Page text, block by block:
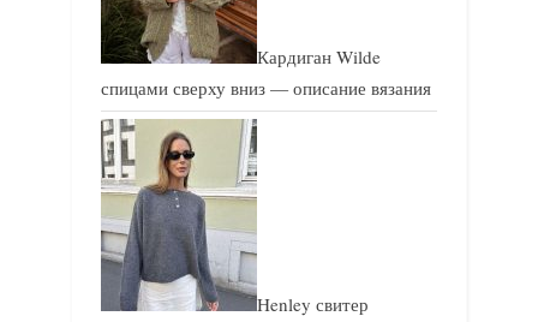
Кардиган Wilde
спицами сверху вниз — описание вязания
Henley свитер